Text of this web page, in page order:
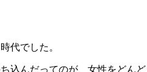
代でした。
んだってのが、女性をどん